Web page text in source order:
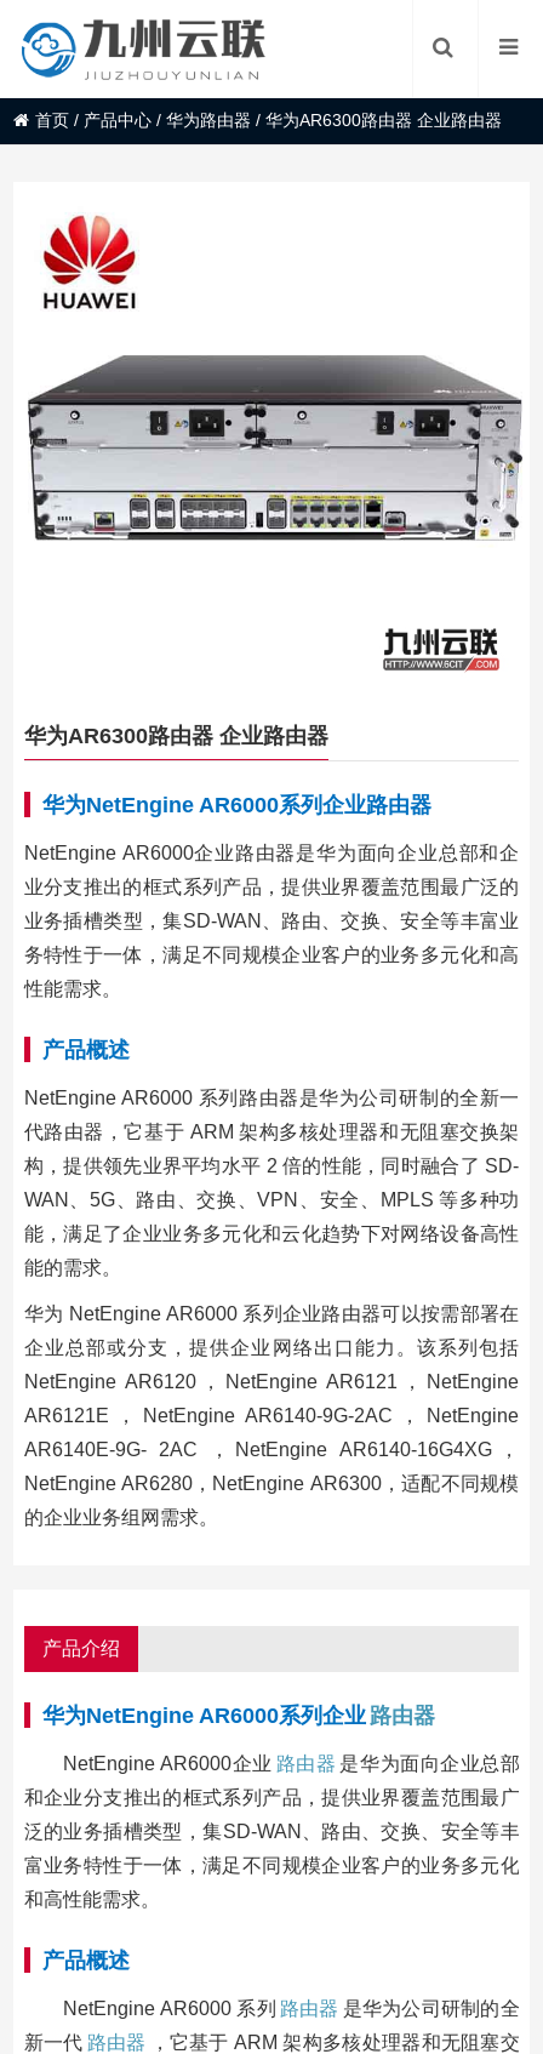
首页 / 产品中心 /华为路由器 /华为AR6300路由器 企业路由器
华为AR6300路由器 企业路由器
华为NetEngine AR6000系列企业路由器
NetEngine AR6000企业路由器是华为面向企业总部和企
业分支推出的框式系列产品，提供业界覆盖范围最广泛的
业务插槽类型，集SD-WAN、路由、交换、安全等丰富业
务特性于一体，满足不同规模企业客户的业务多元化和高
性能需求。
产品概述
NetEngine AR6000 系列路由器是华为公司研制的全新一
代路由器，它基于 ARM 架构多核处理器和无阻塞交换架
构，提供领先业界平均水平 2 倍的性能，同时融合了 SD-
WAN、5G、路由、交换、VPN、安全、MPLS 等多种功
能，满足了企业业务多元化和云化趋势下对网络设备高性
能的需求。
华为 NetEngine AR6000 系列企业路由器可以按需部署在
企业总部或分支，提供企业网络出口能力。该系列包括
NetEngine AR6120，NetEngine AR6121，NetEngine
AR6121E，NetEngine AR6140-9G-2AC，NetEngine
AR6140E-9G- 2AC ，NetEngine AR6140-16G4XG，
NetEngine AR6280，NetEngine AR6300，适配不同规模
的企业业务组网需求。
产品介绍
华为NetEngine AR6000系列企业 路由器
NetEngine AR6000企业 路由器 是华为面向企业总部
和企业分支推出的框式系列产品，提供业界覆盖范围最广
泛的业务插槽类型，集SD-WAN、路由、交换、安全等丰
富业务特性于一体，满足不同规模企业客户的业务多元化
和高性能需求。
产品概述
NetEngine AR6000 系列 路由器 是华为公司研制的全
新一代 路由器
，它基于 ARM 架构多核处理器和无阻塞交